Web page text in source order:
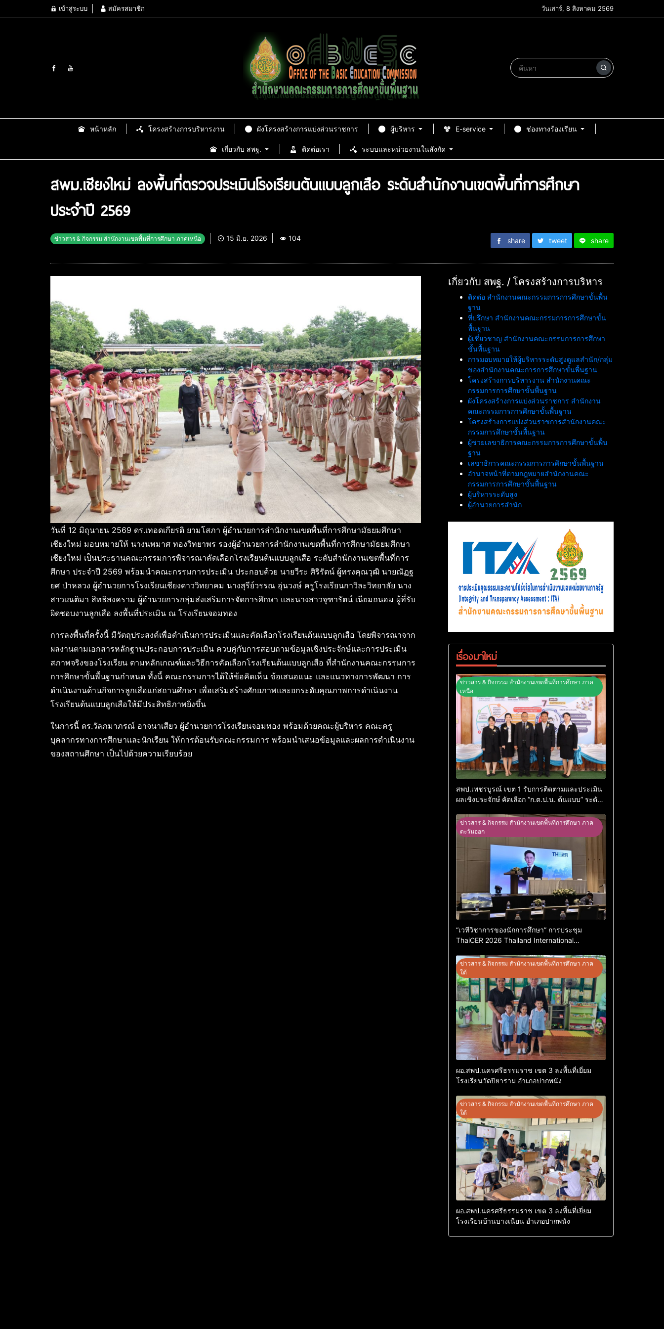
เข้าสู่ระบบ สมัครสมาชิก วันเสาร์, 8 สิงหาคม 2569
หน้าหลัก โครงสร้างการบริหารงาน ผังโครงสร้างการแบ่งส่วนราชการ ผู้บริหาร E-service ช่องทางร้องเรียน
เกี่ยวกับ สพฐ. ติดต่อเรา ระบบและหน่วยงานในสังกัด
สพม.เชียงใหม่ ลงพื้นที่ตรวจประเมินโรงเรียนต้นเเบบลูกเสือ ระดับสำนักงานเขตพื้นที่การศึกษา
ประจำปี 2569
ข่าวสาร & กิจกรรม สำนักงานเขตพื้นที่การศึกษา ภาคเหนือ 15 มิ.ย. 2026 104 share tweet share
วันที่ 12 มิถุนายน 2569 ดร.เทอดเกียรติ ยามโสภา ผู้อำนวยการสำนักงานเขตพื้นที่การศึกษามัธยมศึกษา
เชียงใหม่ มอบหมายให้ นางนพมาศ ทองวิทยาพร รองผู้อำนวยการสำนักงานเขตพื้นที่การศึกษามัธยมศึกษา
เชียงใหม่ เป็นประธานคณะกรรมการพิจารณาคัดเลือกโรงเรียนต้นแบบลูกเสือ ระดับสำนักงานเขตพื้นที่การ
ศึกษา ประจำปี 2569 พร้อมนำคณะกรรมการประเมิน ประกอบด้วย นายวีระ ศิริรัตน์ ผู้ทรงคุณวุฒิ นายณัฏฐ
ยศ ป่าหลวง ผู้อำนวยการโรงเรียนเชียงดาววิทยาคม นางสุรีย์วรรณ อุ่นวงษ์ ครูโรงเรียนกาวิละวิทยาลัย นาง
สาวเณติมา สิทธิสงคราม ผู้อำนวยการกลุ่มส่งเสริมการจัดการศึกษา และนางสาวจุฑารัตน์ เนียมถนอม ผู้ที่รับ
ผิดชอบงานลูกเสือ ลงพื้นที่ประเมิน ณ โรงเรียนจอมทอง
การลงพื้นที่ครั้งนี้ มีวัตถุประสงค์เพื่อดำเนินการประเมินและคัดเลือกโรงเรียนต้นแบบลูกเสือ โดยพิจารณาจาก
ผลงานตามเอกสารหลักฐานประกอบการประเมิน ควบคู่กับการสอบถามข้อมูลเชิงประจักษ์และการประเมิน
สภาพจริงของโรงเรียน ตามหลักเกณฑ์และวิธีการคัดเลือกโรงเรียนต้นแบบลูกเสือ ที่สำนักงานคณะกรรมการ
การศึกษาขั้นพื้นฐานกำหนด ทั้งนี้ คณะกรรมการได้ให้ข้อคิดเห็น ข้อเสนอแนะ และแนวทางการพัฒนา การ
ดำเนินงานด้านกิจการลูกเสือแก่สถานศึกษา เพื่อเสริมสร้างศักยภาพและยกระดับคุณภาพการดำเนินงาน
โรงเรียนต้นแบบลูกเสือให้มีประสิทธิภาพยิ่งขึ้น
ในการนี้ ดร.วัลภมาภรณ์ อาจนาเสียว ผู้อำนวยการโรงเรียนจอมทอง พร้อมด้วยคณะผู้บริหาร คณะครู
บุคลากรทางการศึกษาเเละนักเรียน ให้การต้อนรับคณะกรรมการ พร้อมนำเสนอข้อมูลและผลการดำเนินงาน
ของสถานศึกษา เป็นไปด้วยความเรียบร้อย
เกี่ยวกับ สพฐ. / โครงสร้างการบริหาร
ติดต่อ สำนักงานคณะกรรมการการศึกษาขั้นพื้น
ฐาน
ที่ปรึกษา สำนักงานคณะกรรมการการศึกษาขั้น
พื้นฐาน
ผู้เชี่ยวชาญ สำนักงานคณะกรรมการการศึกษา
ขั้นพื้นฐาน
การมอบหมายให้ผู้บริหารระดับสูงดูแลสำนัก/กลุ่ม
ของสำนักงานคณะการการศึกษาขั้นพื้นฐาน
โครงสร้างการบริหารงาน สำนักงานคณะ
กรรมการการศึกษาขั้นพื้นฐาน
ผังโครงสร้างการแบ่งส่วนราชการ สำนักงาน
คณะกรรมการการศึกษาขั้นพื้นฐาน
โครงสร้างการแบ่งส่วนราชการสำนักงานคณะ
กรรมการศึกษาขั้นพื้นฐาน
ผู้ช่วยเลขาธิการคณะกรรมการการศึกษาขั้นพื้น
ฐาน
เลขาธิการคณะกรรมการการศึกษาขั้นพื้นฐาน
อำนาจหน้าที่ตามกฎหมายสำนักงานคณะ
กรรมการการศึกษาขั้นพื้นฐาน
ผู้บริหารระดับสูง
ผู้อำนวยการสำนัก
เรื่องมาใหม่
ข่าวสาร & กิจกรรม สำนักงานเขตพื้นที่การศึกษา ภาค
เหนือ
สพป.เพชรบูรณ์ เขต 1 รับการติดตามและประเมิน
ผลเชิงประจักษ์ คัดเลือก “ก.ต.ป.น. ต้นแบบ” ระดับ
ข่าวสาร & กิจกรรม สำนักงานเขตพื้นที่การศึกษา ภาค
ตะวันออก
“เวทีวิชาการของนักการศึกษา” การประชุม
ThaiCER 2026 Thailand International
2026
ข่าวสาร & กิจกรรม สำนักงานเขตพื้นที่การศึกษา ภาค
ใต้
ผอ.สพป.นครศรีธรรมราช เขต 3 ลงพื้นที่เยี่ยม
โรงเรียนวัดปิยาราม อำเภอปากพนัง
ข่าวสาร & กิจกรรม สำนักงานเขตพื้นที่การศึกษา ภาค
ใต้
ผอ.สพป.นครศรีธรรมราช เขต 3 ลงพื้นที่เยี่ยม
โรงเรียนบ้านบางเนียน อำเภอปากพนัง